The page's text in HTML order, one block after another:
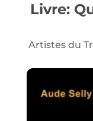
Livre:
Artistes du